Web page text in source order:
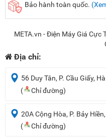
Bảo hành toàn quốc.
META.vn - Điện Máy Giá Cực
Địa chỉ:
56 Duy Tân, P. Cầu Giấy,
(
Chỉ đường)
20A Cộng Hòa, P. Bảy
(
Chỉ đường)